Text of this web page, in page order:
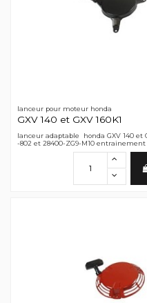
lanceur pour moteur honda
GXV 140 et GXV 160K1
lanceur adaptable honda GXV 140 et
-802 et 28400-ZG9-M10